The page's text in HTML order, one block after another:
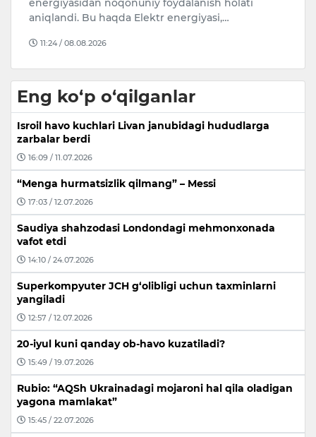
energiyasidan noqonuniy foydalanish holati
aniqlandi. Bu haqda Elektr energiyasi,…
11:24 / 08.08.2026
Eng ko‘p o‘qilganlar
Isroil havo kuchlari Livan janubidagi hududlarga
zarbalar berdi
16:09 / 11.07.2026
“Menga hurmatsizlik qilmang” – Messi
17:03 / 12.07.2026
Saudiya shahzodasi Londondagi mehmonxonada
vafot etdi
14:10 / 24.07.2026
Superkompyuter JCH g‘olibligi uchun taxminlarni
yangiladi
12:57 / 12.07.2026
20-iyul kuni qanday ob-havo kuzatiladi?
15:49 / 19.07.2026
Rubio: “AQSh Ukrainadagi mojaroni hal qila oladigan
yagona mamlakat”
15:45 / 22.07.2026